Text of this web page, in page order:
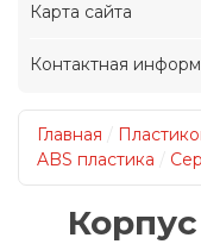
Карта сайта
Контактная
Главная
ABS пластика